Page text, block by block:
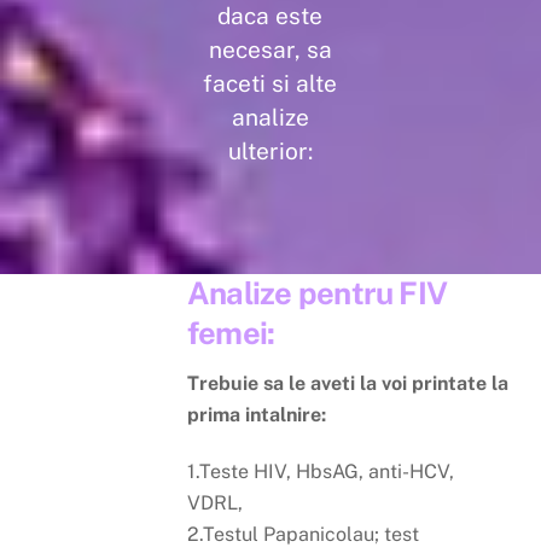
daca este
necesar, sa
faceti si alte
analize
ulterior:
Analize pentru FIV
femei:
Trebuie sa le aveti la voi printate la
prima intalnire:
1.Teste HIV, HbsAG, anti-HCV,
VDRL,
2.Testul Papanicolau; test